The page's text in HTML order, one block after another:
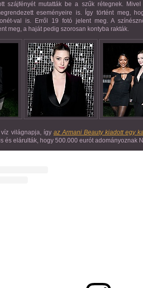
szájfényét mutatták be a szűk rétegnek. Mivel
eseményeire is. Így történt meg,
val is. Erről 19 fotó jelent meg. A
meg, a haját pedig szorosan kontyba rakták.
világnapja, így az Armani Beauty kiadott egy
és elárulták, hogy 500.000 eurót adományoznak